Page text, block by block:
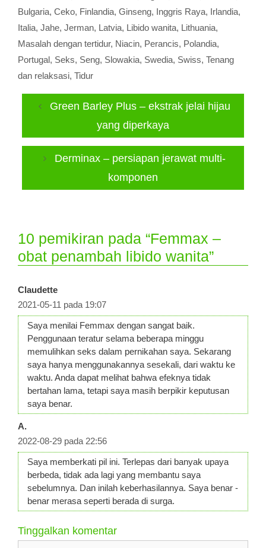
Bulgaria, Ceko, Finlandia, Ginseng, Inggris Raya, Irlandia,
Italia, Jahe, Jerman, Latvia, Libido wanita, Lithuania,
Masalah dengan tertidur, Niacin, Perancis, Polandia,
Portugal, Seks, Seng, Slowakia, Swedia, Swiss, Tenang
dan relaksasi, Tidur
Green Barley Plus – ekstrak jelai hijau
yang diperkaya
Derminax – persiapan jerawat multi-
komponen
10 pemikiran pada “Femmax –
obat penambah libido wanita”
Claudette
2021-05-11 pada 19:07
Saya menilai Femmax dengan sangat baik.
Penggunaan teratur selama beberapa minggu
memulihkan seks dalam pernikahan saya. Sekarang
saya hanya menggunakannya sesekali, dari waktu ke
waktu. Anda dapat melihat bahwa efeknya tidak
bertahan lama, tetapi saya masih berpikir keputusan
saya benar.
A.
2022-08-29 pada 22:56
Saya memberkati pil ini. Terlepas dari banyak upaya
berbeda, tidak ada lagi yang membantu saya
sebelumnya. Dan inilah keberhasilannya. Saya benar -
benar merasa seperti berada di surga.
Tinggalkan komentar